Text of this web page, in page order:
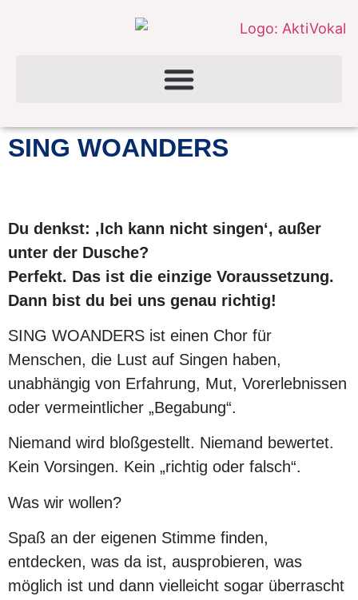
SING WOANDERS
Du denkst: ‚Ich kann nicht singen‘, außer
unter der Dusche?
Perfekt. Das ist die einzige Voraussetzung.
Dann bist du bei uns genau richtig!
SING WOANDERS ist einen Chor für
Menschen, die Lust auf Singen haben,
unabhängig von Erfahrung, Mut, Vorerlebnissen
oder vermeintlicher „Begabung“.
Niemand wird bloßgestellt. Niemand bewertet.
Kein Vorsingen. Kein „richtig oder falsch“.
Was wir wollen?
Spaß an der eigenen Stimme finden,
entdecken, was da ist, ausprobieren, was
möglich ist und dann vielleicht sogar überrascht